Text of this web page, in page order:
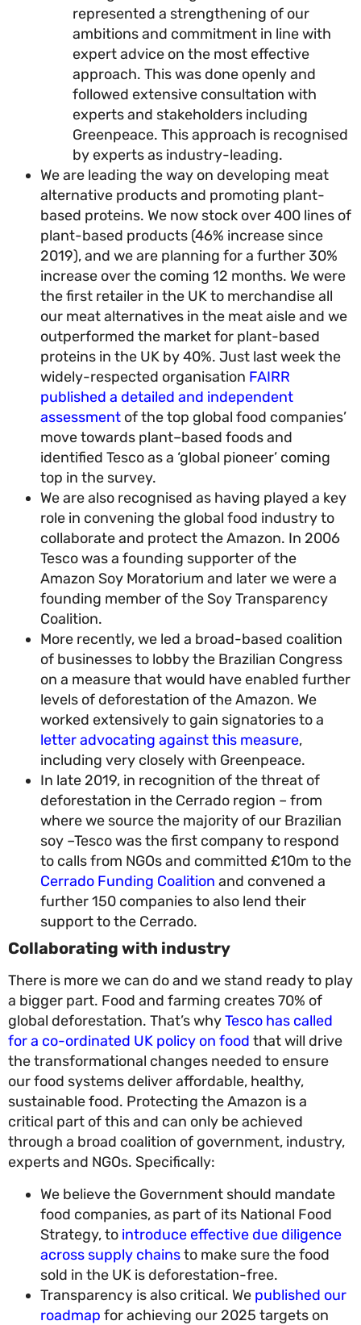
represented a strengthening of our
ambitions and commitment in line with
expert advice on the most effective
approach. This was done openly and
followed extensive consultation with
experts and stakeholders including
Greenpeace. This approach is
by experts as industry-leading.
We are leading the way on developing meat
alternative products and promoting plant-
based proteins. We now stock over 400
plant-based products (46% increase since
2019), and we are planning for a further 30%
increase over the coming 12 months. We
the first retailer in the UK to merchandise all
our meat alternatives in the meat aisle and
outperformed the market for plant-based
proteins in the UK by 40%. Just last week
widely-respected organisationFAIRR
published a detailed and independent
assessmentof the top global food
move towards plant–based foods and
identified Tesco as a ‘global pioneer’ coming
top in the survey.
We are also recognised as having played a
role in convening the global food industry to
collaborate and protect the Amazon. In
Tesco was a founding supporter of the
Amazon Soy Moratorium and later we were a
founding member of the Soy Transparency
Coalition.
More recently, we led a broad-based
of businesses to lobby the Brazilian
on a measure that would have enabled
levels of deforestation of the Amazon. We
worked extensively to gain signatories to a
letter advocating against this measure
including very closely with Greenpeace.
In late 2019, in recognition of the threat of
deforestation in the Cerrado region – from
where we source the majority of our
soy –Tesco was the first company to
to calls from NGOs and committed £10m to
Cerrado Funding Coalitionand convened a
further 150 companies to also lend their
support to the Cerrado.
Collaborating with industry
There is more we can do and we stand ready to
a bigger part. Food and farming creates 70% of
global deforestation. That’s whyTesco has called
for a co-ordinated UK policy on foodthat will
the transformational changes needed to ensure
our food systems deliver affordable, healthy,
sustainable food. Protecting the Amazon is a
critical part of this and can only be achieved
through a broad coalition of government,
experts and NGOs. Specifically:
We believe the Government should mandate
food companies, as part of its National Food
Strategy, tointroduce effective due
across supply chainsto make sure the food
sold in the UK is deforestation-free.
Transparency is also critical. Wepublished
roadmapfor achieving our 2025 targets on